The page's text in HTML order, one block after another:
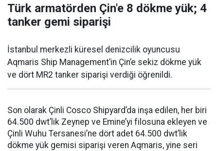
Türk armatörden Çin'e 8 dökme yük; 4
tanker gemi siparişi
İstanbul merkezli küresel denizcilik oyuncusu
Aqmaris Ship Management’in Çin’e sekiz dökme yük
ve dört MR2 tanker siparişi verdiği öğrenildi.
Son olarak Çinli Cosco Shipyard’da inşa edilen, her biri
64.500 dwt’lik Zeynep ve Emine’yi filosuna ekleyen ve
Çinli Wuhu Tersanesi’ne dört adet 64.500 dwt’lik
dökme yük gemisi siparişi veren Aqmaris, yine seri